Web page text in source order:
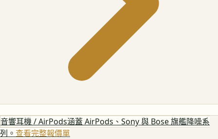
音響耳機 / AirPods涵蓋 AirPods、Sony 與 Bose 旗艦降噪系
列。 查看完整報價單